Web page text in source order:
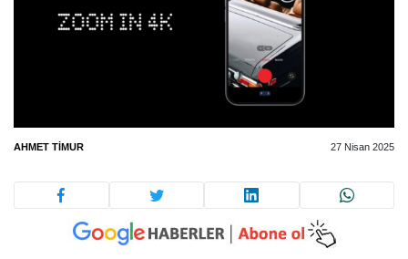
AHMET TIMUR 27 Nisan 2025